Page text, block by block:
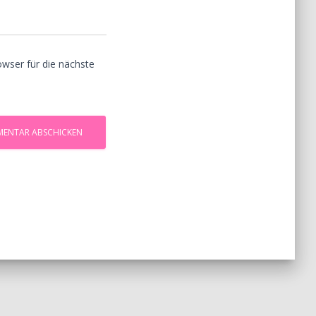
für die nächste